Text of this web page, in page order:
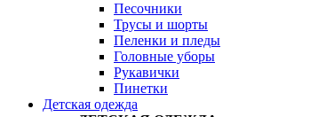
Песочники
Трусы и шорты
Пеленки и пледы
Головные уборы
Рукавички
Пинетки
Детская одежда